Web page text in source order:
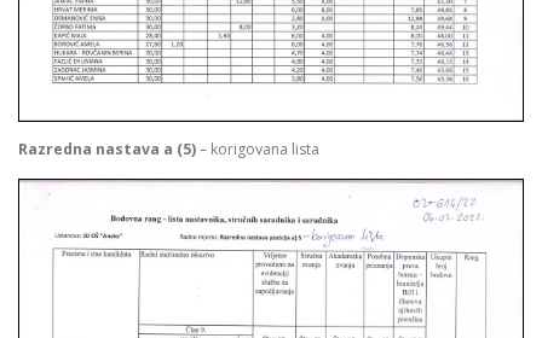
Razredna nastava a (5)– korigovana lista